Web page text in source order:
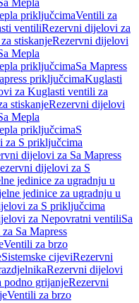
Mepla
priključcimaVentili za
ventiliRezervni dijelovi za
stiskanjeRezervni dijelovi
Mepla
priključcimaSa Mapress
priključcimaKuglasti
za Kuglasti ventili za
stiskanjeRezervni dijelovi
Mepla
priključcimaS
za S priključcima
dijelovi za Sa Mapress
dijelovi za S
jedinice za ugradnju u
jedinice za ugradnju u
za S priključcima
za Nepovratni ventiliSa
Sa Mapress
Ventili za brzo
Sistemske cijeviRezervni
Rezervni dijelovi
podno grijanjeRezervni
Ventili za brzo